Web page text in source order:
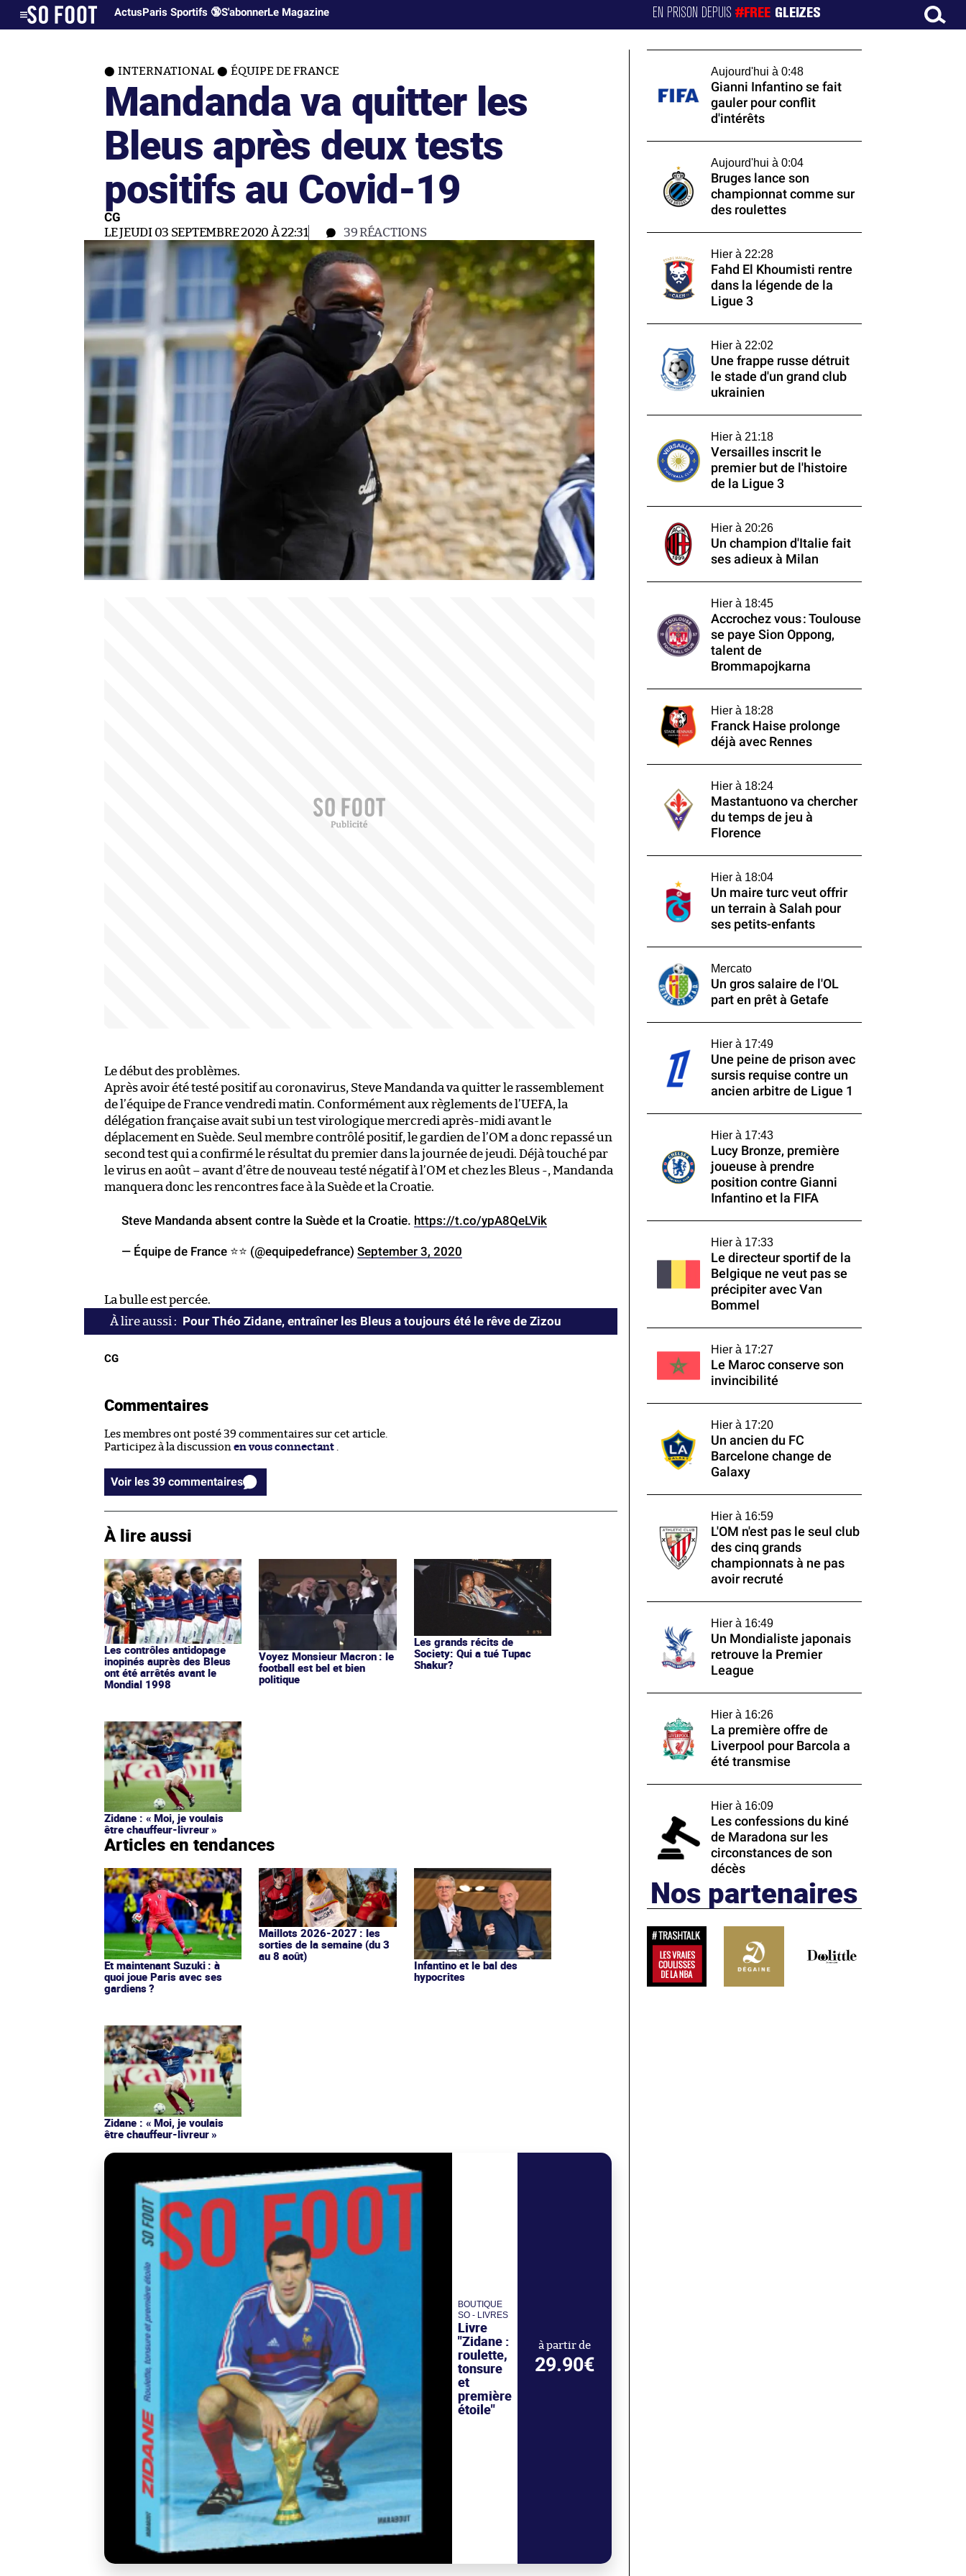
ActusParis Sportifs 🔞S'abonnerLe Magazine EN PRISON DEPUIS#FREE GLEIZES
INTERNATIONAL ÉQUIPE DE FRANCE
Mandanda va quitter les
Bleus après deux tests
positifs au Covid-19
CG
LE JEUDI 03 SEPTEMBRE 2020 À 22:31 39RÉACTIONS
Le début des problèmes.
Après avoir été testé positif au coronavirus, Steve Mandanda va quitter le rassemblement
de l’équipe de France vendredi matin. Conformément aux règlements de l’UEFA, la
délégation française avait subi un test virologique mercredi après-midi avant le
déplacement en Suède. Seul membre contrôlé positif, le gardien de l’OM a donc repassé un
second test qui a confirmé le résultat du premier dans la journée de jeudi. Déjà touché par
le virus en août – avant d’être de nouveau testé négatif à l’OM et chez les Bleus -, Mandanda
manquera donc les rencontres face à la Suède et la Croatie.
Steve Mandanda absent contre la Suède et la Croatie. https://t.co/ypA8QeLVik
— Équipe de France ⭐⭐ (@equipedefrance) September 3, 2020
La bulle est percée.
Pour Théo Zidane, entraîner les Bleus a toujours été le rêve de Zizou
CG
Commentaires
Les membres ont posté 39 commentaires sur cet article.
Participez à la discussion en vous connectant .
Voir les 39 commentaires
À lire aussi
Les contrôles antidopage
inopinés auprès des Bleus
ont été arrêtés avant le
Mondial 1998
Voyez Monsieur Macron : le
football est bel et bien
politique
Les grands récits de
Society: Qui a tué Tupac
Shakur?
Zidane : « Moi, je voulais
être chauffeur-livreur »
Articles en tendances
Et maintenant Suzuki : à
quoi joue Paris avec ses
gardiens ?
Maillots 2026-2027 : les
sorties de la semaine (du 3
au 8 août)
Infantino et le bal des
hypocrites
Zidane : « Moi, je voulais
être chauffeur-livreur »
BOUTIQUE
SO - LIVRES
Livre
"Zidane :
roulette,
tonsure
et
première
étoile"
à partir de
29.90€
Aujourd'hui à 0:48
Gianni Infantino se fait
gauler pour conflit
d'intérêts
Aujourd'hui à 0:04
Bruges lance son
championnat comme sur
des roulettes
Hier à 22:28
Fahd El Khoumisti rentre
dans la légende de la
Ligue 3
Hier à 22:02
Une frappe russe détruit
le stade d'un grand club
ukrainien
Hier à 21:18
Versailles inscrit le
premier but de l'histoire
de la Ligue 3
Hier à 20:26
Un champion d'Italie fait
ses adieux à Milan
Hier à 18:45
Accrochez vous : Toulouse
se paye Sion Oppong,
talent de
Brommapojkarna
Hier à 18:28
Franck Haise prolonge
déjà avec Rennes
Hier à 18:24
Mastantuono va chercher
du temps de jeu à
Florence
Hier à 18:04
Un maire turc veut offrir
un terrain à Salah pour
ses petits-enfants
Mercato
Un gros salaire de l'OL
part en prêt à Getafe
Hier à 17:49
Une peine de prison avec
sursis requise contre un
ancien arbitre de Ligue 1
Hier à 17:43
Lucy Bronze, première
joueuse à prendre
position contre Gianni
Infantino et la FIFA
Hier à 17:33
Le directeur sportif de la
Belgique ne veut pas se
précipiter avec Van
Bommel
Hier à 17:27
Le Maroc conserve son
invincibilité
Hier à 17:20
Un ancien du FC
Barcelone change de
Galaxy
Hier à 16:59
L'OM n'est pas le seul club
des cinq grands
championnats à ne pas
avoir recruté
Hier à 16:49
Un Mondialiste japonais
retrouve la Premier
League
Hier à 16:26
La première offre de
Liverpool pour Barcola a
été transmise
Hier à 16:09
Les confessions du kiné
de Maradona sur les
circonstances de son
décès
Nos partenaires